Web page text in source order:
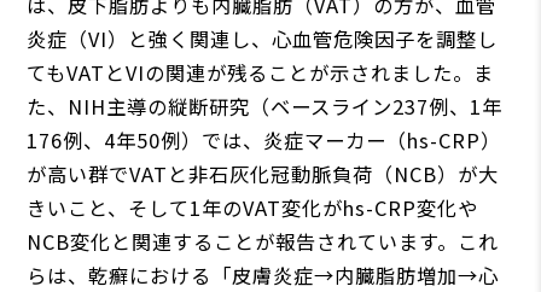
炎症（VI）と強く関連し、心血管危険因子を調整し
てもVATとVIの関連が残ることが示されました。ま
た、NIH主導の縦断研究（ベースライン237例、1年
176例、4年50例）では、炎症マーカー（hs-CRP）
が高い群でVATと非石灰化冠動脈負荷（NCB）が大
きいこと、そして1年のVAT変化がhs-CRP変化や
NCB変化と関連することが報告されています。これ
らは、乾癬における「皮膚炎症→内臓脂肪増加→心